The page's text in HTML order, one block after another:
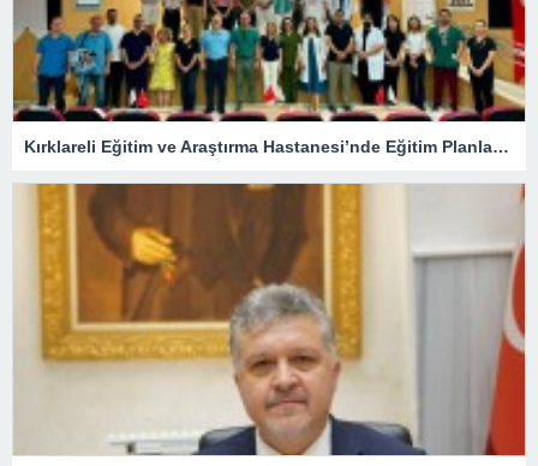
Kırklareli Eğitim ve Araştırma Hastanesi’nde Eğitim Planlaması Masaya Yatırıldı